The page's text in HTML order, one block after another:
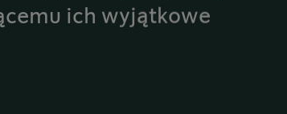
ich wyjątkowe